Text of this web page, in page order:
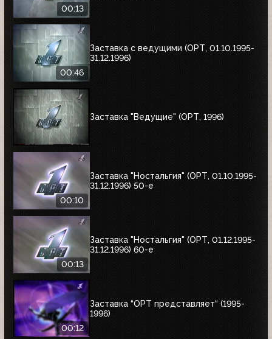
00:13
00:46
Заставка с ведущими (ОРТ, 01.10.1995-
31.12.1996)
Заставка "Ведущие" (ОРТ, 1996)
00:10
Заставка "Ностальгия" (ОРТ, 01.10.1995-
31.12.1996) 50-е
00:13
Заставка "Ностальгия" (ОРТ, 01.12.1995-
31.12.1996) 60-е
00:12
Заставка “ОРТ представляет“ (1995-
1996)